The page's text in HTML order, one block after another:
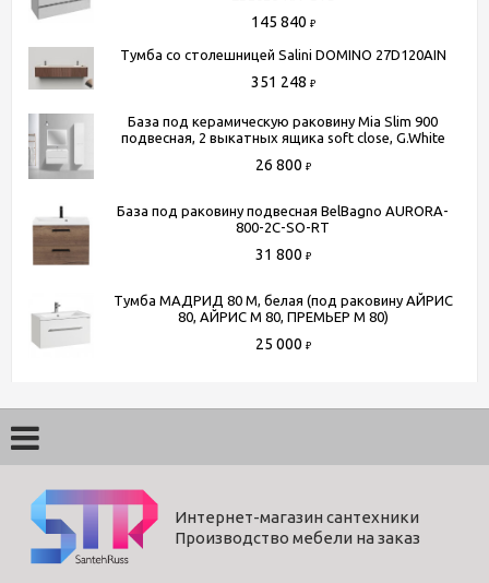
145 840 ₽
Тумба со столешницей Salini DOMINO 27D120AIN
351 248 ₽
База под керамическую раковину Mia Slim 900
подвесная, 2 выкатных ящика soft close, G.White
26 800 ₽
База под раковину подвесная BelBagno AURORA-
800-2C-SO-RT
31 800 ₽
Тумба МАДРИД 80 М, белая (под раковину АЙРИС
80, АЙРИС М 80, ПРЕМЬЕР М 80)
25 000 ₽
Интернет-магазин сантехники
Производство мебели на заказ